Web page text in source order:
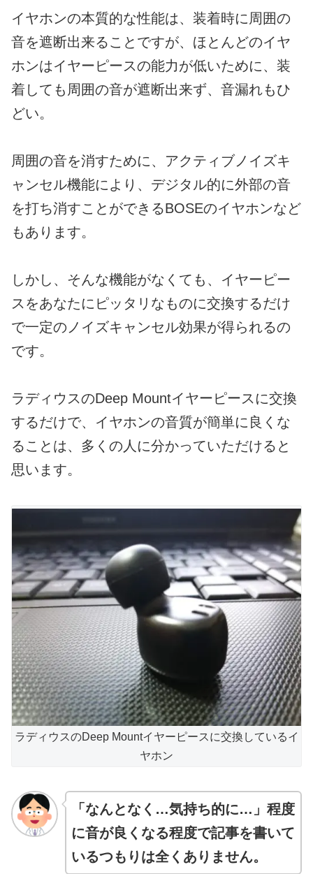
イヤホンの本質的な性能は、装着時に周囲の
音を遮断出来ることですが、ほとんどのイヤ
ホンはイヤーピースの能力が低いために、装
着しても周囲の音が遮断出来ず、音漏れもひ
どい。
周囲の音を消すために、アクティブノイズキ
ャンセル機能により、デジタル的に外部の音
を打ち消すことができるBOSEのイヤホンなど
もあります。
しかし、そんな機能がなくても、イヤーピー
スをあなたにピッタリなものに交換するだけ
で一定のノイズキャンセル効果が得られるの
です。
ラディウスのDeep Mountイヤーピースに交換
するだけで、イヤホンの音質が簡単に良くな
ることは、多くの人に分かっていただけると
思います。
ラディウスのDeep Mountイヤーピースに交換しているイ
ヤホン
「なんとなく…気持ち的に…」程度
に音が良くなる程度で記事を書いて
いるつもりは全くありません。